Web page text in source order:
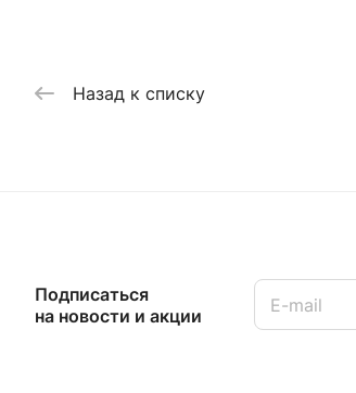
Назад к списку
Подписаться
на новости и акции